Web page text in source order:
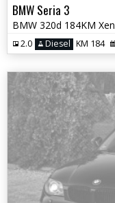
BMW Seria 3
2.0 Diesel KM 184